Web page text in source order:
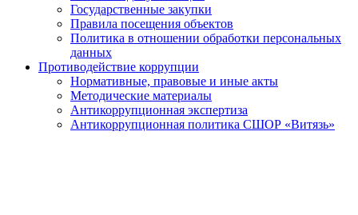
Государственные закупки
Правила посещения объектов
Политика в отношении обработки персональных
данных
Противодействие коррупции
Нормативные, правовые и иные акты
Методические материалы
Антикоррупционная экспертиза
Антикоррупционная политика СШОР «Витязь»